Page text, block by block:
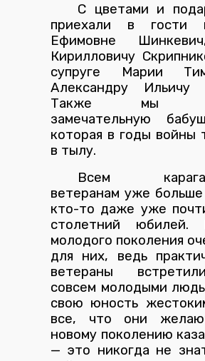
С цветами и
приехали в гости
Ефимовне
Кирилловичу
супруге Марии
Александру Ильичу
Также мы
замечательную
которая в годы войны
в тылу.
Всем
ветеранам уже
кто-то даже уже
столетний юбилей.
молодого поколения
для них, ведь
ветераны
совсем молодыми
свою юность
все, что они
новому поколению
— это никогда не